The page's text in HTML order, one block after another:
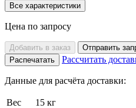
Все характеристики
Цена по запросу
Добавить в заказ Отправить
Распечатать
Рассчитать
Данные для расчёта доставки:
Вес
15 кг